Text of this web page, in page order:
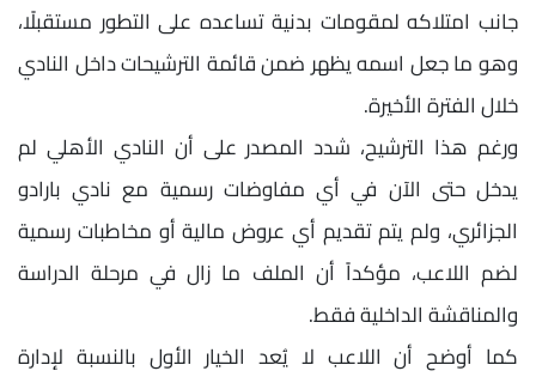
جانب امتلاكه لمقومات بدنية تساعده على التطور مستقبلًا،
وهو ما جعل اسمه يظهر ضمن قائمة الترشيحات داخل النادي
خلال الفترة الأخيرة.
ورغم هذا الترشيح، شدد المصدر على أن النادي الأهلي لم
يدخل حتى الآن في أي مفاوضات رسمية مع نادي بارادو
الجزائري، ولم يتم تقديم أي عروض مالية أو مخاطبات رسمية
لضم اللاعب، مؤكداً أن الملف ما زال في مرحلة الدراسة
والمناقشة الداخلية فقط.
كما أوضح أن اللاعب لا يُعد الخيار الأول بالنسبة لإدارة